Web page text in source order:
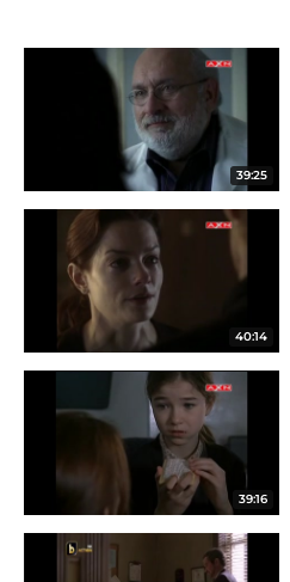
39:25
40:14
39:16